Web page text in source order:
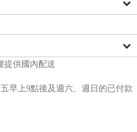
提供國內配送
早上9點後及週六、週日的已付款